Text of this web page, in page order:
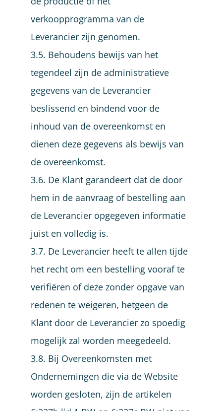
verkoopprogramma van de
Leverancier zijn genomen.
3.5. Behoudens bewijs van het
tegendeel zijn de administratieve
gegevens van de Leverancier
beslissend en bindend voor de
inhoud van de overeenkomst en
dienen deze gegevens als bewijs van
de overeenkomst.
3.6. De Klant garandeert dat de door
hem in de aanvraag of bestelling aan
de Leverancier opgegeven informatie
juist en volledig is.
3.7. De Leverancier heeft te allen tijde
het recht om een bestelling vooraf te
verifiëren of deze zonder opgave van
redenen te weigeren, hetgeen de
Klant door de Leverancier zo spoedig
mogelijk zal worden meegedeeld.
3.8. Bij Overeenkomsten met
Ondernemingen die via de Website
worden gesloten, zijn de artikelen